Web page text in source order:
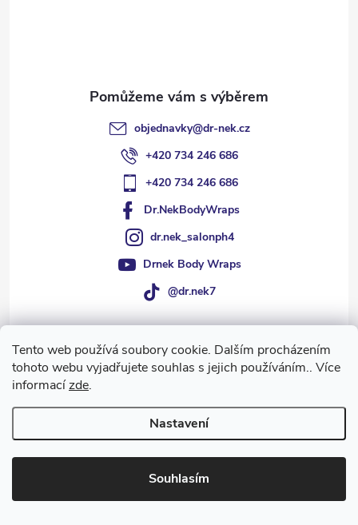
Tento web používá soubory cookie. Dalším procházením
tohoto webu vyjadřujete souhlas s jejich používáním.. Více
informacízde.
Nastavení
Souhlasím
objednavky@dr-nek.cz
+420 734 246 686
+420 734 246 686
Dr.NekBodyWraps
dr.nek_salonph4
Drnek Body Wraps
@dr.nek7
Informace pro vás
Přijímáme online platby